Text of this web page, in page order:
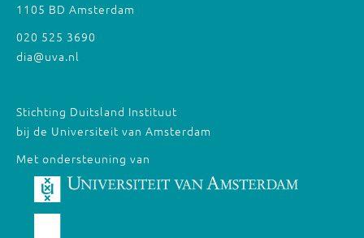
1105 BD Amsterdam
020 525 3690
dia@uva.nl
Stichting Duitsland Instituut
bij de Universiteit van Amsterdam
Met ondersteuning van